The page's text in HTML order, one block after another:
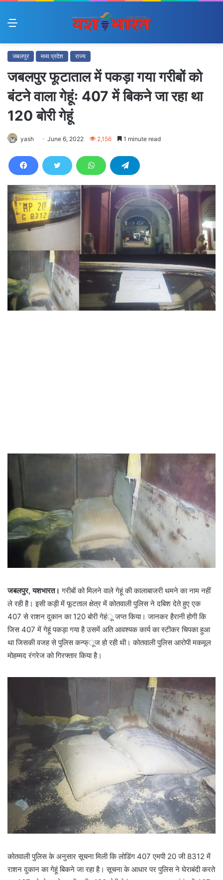
Menu
जबलपुर मध्य प्रदेश राज्य
जबलपुर फूटाताल में पकड़ा गया गरीबों को
बंटने वाला गेहूंः 407 में बिकने जा रहा था
120 बोरी गेहूं
yash June 6, 2022 2,156 1 minute read
जबलपुर, यशभारत। गरीबों को मिलने वाले गेहूं की कालाबाजरी थमने का नाम नहीं
ले रही है। इसी कड़ी में फूटताल क्षेत्र में कोतवाली पुलिस ने दबिश देते हुए एक
407 से राशन दुकान का 120 बोरी गेहंू जप्त किया। जानकर हैरानी होगी कि
जिस 407 में गेहूं पकड़ा गया है उसमें अति आवश्यक कार्य का स्टीकर चिपका हुआ
था जिसकी वजह से पुलिस कन्फ्ूज हो रही थी। कोतवाली पुलिस आरोपी मकमूल
मोहम्मद रंगरेज को गिरफ्तार किया है।
कोतवाली पुलिस के अनुसार सूचना मिली कि लोडिंग 407 एमपी 20 जी 8312 में
राशन दुकान का गेहूं बिकने जा रहा है। सूचना के आधार पर पुलिस ने घेराबंदी करते